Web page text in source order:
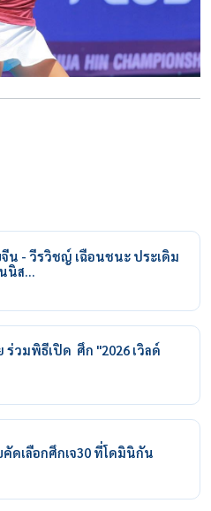
- วีรวิชญ์ เฉือนชนะ ประเดิม
นิส…
ร่วมพิธีเปิด ศึก "2026 เวิลด์
ดเลือกศึกเจ30 ที่โดมินิกัน